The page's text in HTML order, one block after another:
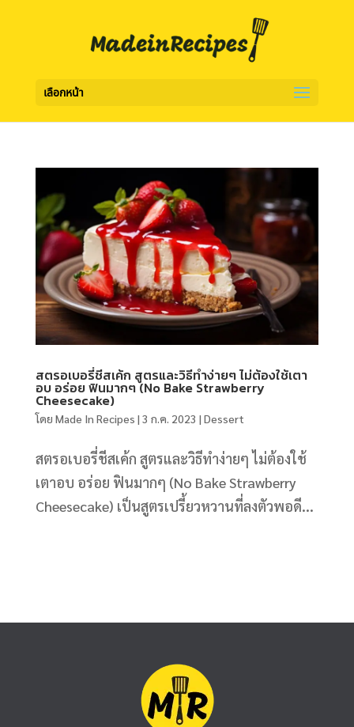
เลือกหน้า
สตรอเบอรี่ชีสเค้ก สูตรและวิธีทำง่ายๆ ไม่ต้องใช้เตา
อบ อร่อย ฟินมากๆ (No Bake Strawberry
Cheesecake)
โดย Made In Recipes | 3 ก.ค. 2023 | Dessert
สตรอเบอรี่ชีสเค้ก สูตรและวิธีทำง่ายๆ ไม่ต้องใช้
เตาอบ อร่อย ฟินมากๆ (No Bake Strawberry
Cheesecake) เป็นสูตรเปรี้ยวหวานที่ลงตัวพอดี...